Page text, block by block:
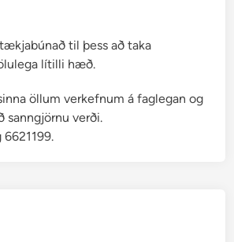
til þess að taka
lítilli hæð.
öllum verkefnum á faglegan og
sanngjörnu verði.